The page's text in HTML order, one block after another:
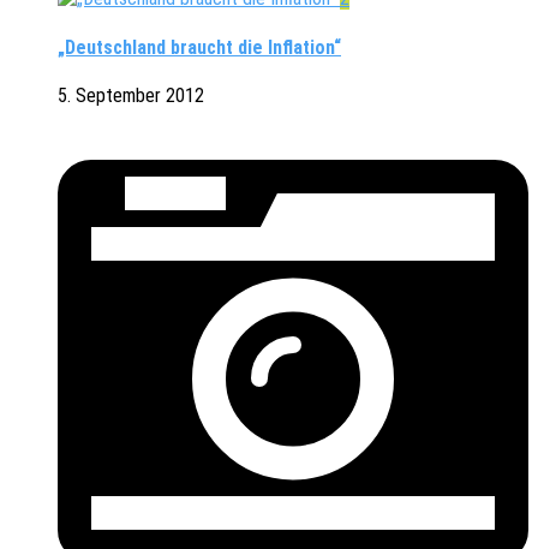
„Deutschland braucht die Inflation“
5. September 2012